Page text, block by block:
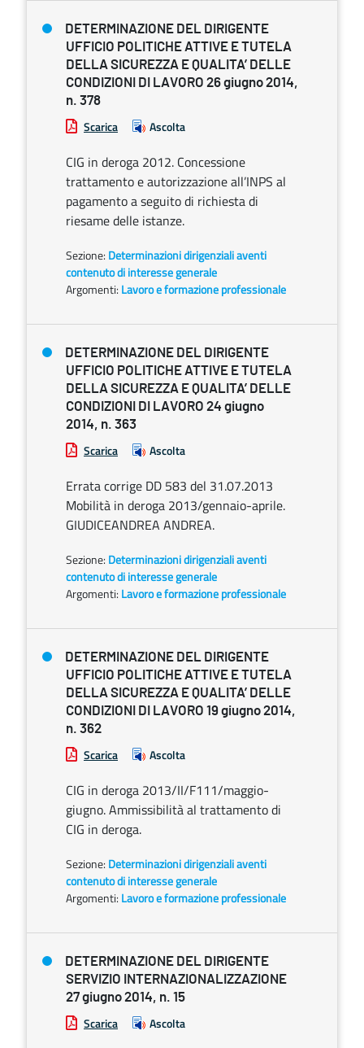
DETERMINAZIONE DEL DIRIGENTE
UFFICIO POLITICHE ATTIVE E TUTELA
DELLA SICUREZZA E QUALITA’ DELLE
CONDIZIONI DI LAVORO 26 giugno 2014,
n. 378
Scarica Ascolta
CIG in deroga 2012. Concessione
trattamento e autorizzazione all’INPS al
pagamento a seguito di richiesta di
riesame delle istanze.
Sezione: Determinazioni dirigenziali aventi
contenuto di interesse generale
Argomenti: Lavoro e formazione professionale
DETERMINAZIONE DEL DIRIGENTE
UFFICIO POLITICHE ATTIVE E TUTELA
DELLA SICUREZZA E QUALITA’ DELLE
CONDIZIONI DI LAVORO 24 giugno
2014, n. 363
Scarica Ascolta
Errata corrige DD 583 del 31.07.2013
Mobilità in deroga 2013/gennaio-aprile.
GIUDICEANDREA ANDREA.
Sezione: Determinazioni dirigenziali aventi
contenuto di interesse generale
Argomenti: Lavoro e formazione professionale
DETERMINAZIONE DEL DIRIGENTE
UFFICIO POLITICHE ATTIVE E TUTELA
DELLA SICUREZZA E QUALITA’ DELLE
CONDIZIONI DI LAVORO 19 giugno 2014,
n. 362
Scarica Ascolta
CIG in deroga 2013/II/F111/maggio-
giugno. Ammissibilità al trattamento di
CIG in deroga.
Sezione: Determinazioni dirigenziali aventi
contenuto di interesse generale
Argomenti: Lavoro e formazione professionale
DETERMINAZIONE DEL DIRIGENTE
SERVIZIO INTERNAZIONALIZZAZIONE
27 giugno 2014, n. 15
Scarica Ascolta